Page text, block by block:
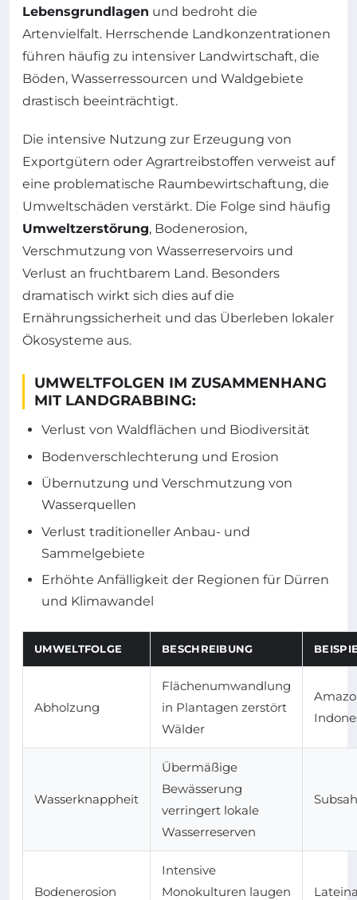
Lebensgrundlagen und bedroht die
Artenvielfalt. Herrschende Landkonzentrationen
führen häufig zu intensiver Landwirtschaft, die
Böden, Wasserressourcen und Waldgebiete
drastisch beeinträchtigt.
Die intensive Nutzung zur Erzeugung von
Exportgütern oder Agrartreibstoffen verweist auf
eine problematische Raumbewirtschaftung, die
Umweltschäden verstärkt. Die Folge sind häufig
Umweltzerstörung, Bodenerosion,
Verschmutzung von Wasserreservoirs und
Verlust an fruchtbarem Land. Besonders
dramatisch wirkt sich dies auf die
Ernährungssicherheit und das Überleben lokaler
Ökosysteme aus.
UMWELTFOLGEN IM ZUSAMMENHANG
MIT LANDGRABBING:
Verlust von Waldflächen und Biodiversität
Bodenverschlechterung und Erosion
Übernutzung und Verschmutzung von
Wasserquellen
Verlust traditioneller Anbau- und
Sammelgebiete
Erhöhte Anfälligkeit der Regionen für Dürren
und Klimawandel
UMWELTFOLGE BESCHREIBUNG
Abholzung
Flächenumwandlung
in Plantagen zerstört
Wälder
Wasserknappheit
Übermäßige
Bewässerung
verringert lokale
Wasserreserven
Bodenerosion
Intensive
Monokulturen laugen